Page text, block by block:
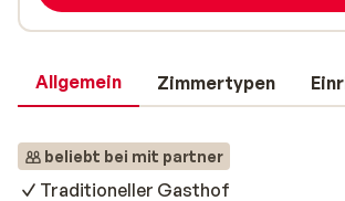
Allgemein Zimmertypen
beliebt bei mit partner
Traditioneller Gasthof